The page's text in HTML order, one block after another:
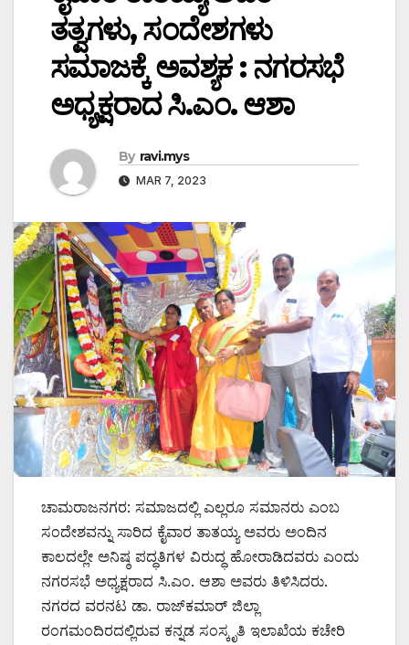
ತತ್ವಗಳು, ಸಂದೇಶಗಳು
ಸಮಾಜಕ್ಕೆ ಅವಶ್ಯಕ : ನಗರಸಭೆ
ಅಧ್ಯಕ್ಷರಾದ ಸಿ.ಎಂ. ಆಶಾ
By ravi.mys
MAR 7, 2023
ಚಾಮರಾಜನಗರ: ಸಮಾಜದಲ್ಲಿ ಎಲ್ಲರೂ ಸಮಾನರು ಎಂಬ
ಸಂದೇಶವನ್ನು ಸಾರಿದ ಕೈವಾರ ತಾತಯ್ಯ ಅವರು ಅಂದಿನ
ಕಾಲದಲ್ಲೇ ಅನಿಷ್ಠ ಪದ್ಧತಿಗಳ ವಿರುದ್ಧ ಹೋರಾಡಿದವರು ಎಂದು
ನಗರಸಭೆ ಅಧ್ಯಕ್ಷರಾದ ಸಿ.ಎಂ. ಆಶಾ ಅವರು ತಿಳಿಸಿದರು.
ನಗರದ ವರನಟ ಡಾ. ರಾಜ್‌ಕಮಾರ್ ಜಿಲ್ಲಾ
ರಂಗಮಂದಿರದಲ್ಲಿರುವ ಕನ್ನಡ ಸಂಸ್ಕೃತಿ ಇಲಾಖೆಯ ಕಚೇರಿ